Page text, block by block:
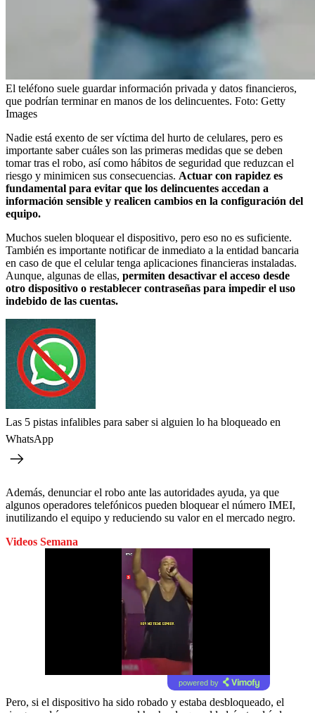
El teléfono suele guardar información privada y datos financieros,
que podrían terminar en manos de los delincuentes. Foto: Getty
Images
Nadie está exento de ser víctima del hurto de celulares, pero es
importante saber cuáles son las primeras medidas que se deben
tomar tras el robo, así como hábitos de seguridad que reduzcan el
riesgo y minimicen sus consecuencias. Actuar con rapidez es
fundamental para evitar que los delincuentes accedan a
información sensible y realicen cambios en la configuración del
equipo.
Muchos suelen bloquear el dispositivo, pero eso no es suficiente.
También es importante notificar de inmediato a la entidad bancaria
en caso de que el celular tenga aplicaciones financieras instaladas.
Aunque, algunas de ellas, permiten desactivar el acceso desde
otro dispositivo o restablecer contraseñas para impedir el uso
indebido de las cuentas.
Las 5 pistas infalibles para saber si alguien lo ha bloqueado en
WhatsApp
Además, denunciar el robo ante las autoridades ayuda, ya que
algunos operadores telefónicos pueden bloquear el número IMEI,
inutilizando el equipo y reduciendo su valor en el mercado negro.
Videos Semana
powered by
Pero, si el dispositivo ha sido robado y estaba desbloqueado, el